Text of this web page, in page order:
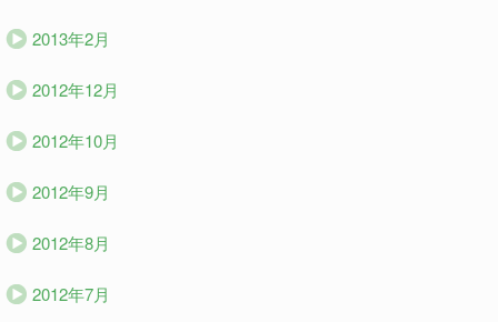
2013年2月
2012年12月
2012年10月
2012年9月
2012年8月
2012年7月